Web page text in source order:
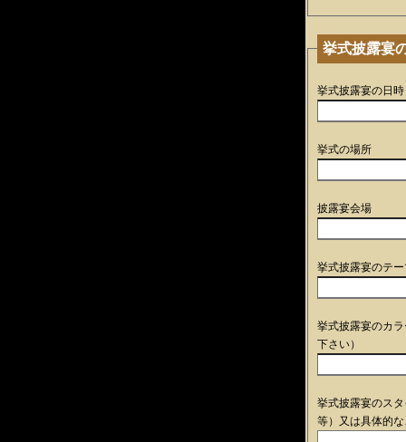
挙式披露宴
挙式披露宴の日時
挙式の場所
披露宴会場
挙式披露宴のテ
挙式披露宴のカ
下さい）
挙式披露宴のス
等）又は具体的